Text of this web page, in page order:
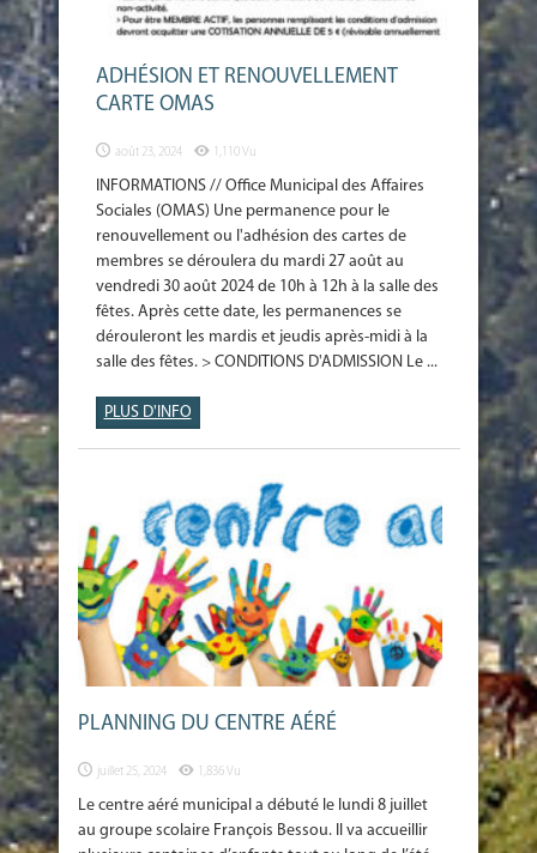
ADHÉSION ET RENOUVELLEMENT
CARTE OMAS
août 23, 2024 1,110 Vu
INFORMATIONS // Office Municipal des Affaires
Sociales (OMAS) Une permanence pour le
renouvellement ou l'adhésion des cartes de
membres se déroulera du mardi 27 août au
vendredi 30 août 2024 de 10h à 12h à la salle des
fêtes. Après cette date, les permanences se
dérouleront les mardis et jeudis après-midi à la
salle des fêtes. > CONDITIONS D'ADMISSION Le ...
PLUS D'INFO
PLANNING DU CENTRE AÉRÉ
juillet 25, 2024 1,836 Vu
Le centre aéré municipal a débuté le lundi 8 juillet
au groupe scolaire François Bessou. Il va accueillir